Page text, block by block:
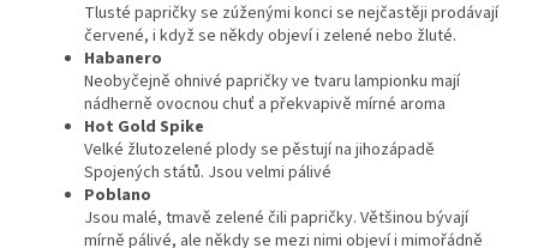
Tlusté papričky se zúženými konci se nejčastěji prodávají
červené, i když se někdy objeví i zelené nebo žluté.
Habanero
Neobyčejně ohnivé papričky ve tvaru lampionku mají
nádherně ovocnou chuť a překvapivě mírné aroma
Hot Gold Spike
Velké žlutozelené plody se pěstují na jihozápadě
Spojených států. Jsou velmi pálivé
Poblano
Jsou malé, tmavě zelené čili papričky. Většinou bývají
mírně pálivé, ale někdy se mezi nimi objeví i mimořádně